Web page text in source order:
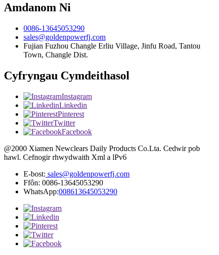
Amdanom Ni
0086-13645053290
sales@goldenpowerfj.com
Fujian Fuzhou Changle Erliu Village, Jinfu Road, Tantou
Town, Changle Dist.
Cyfryngau Cymdeithasol
Instagram
Linkedin
Pinterest
Twitter
Facebook
@2000 Xiamen Newclears Daily Products Co.Lta. Cedwir pob
hawl. Cefnogir rhwydwaith Xml a lPv6
E-bost: sales@goldenpowerfj.com
Ffôn: 0086-13645053290
WhatsApp:008613645053290